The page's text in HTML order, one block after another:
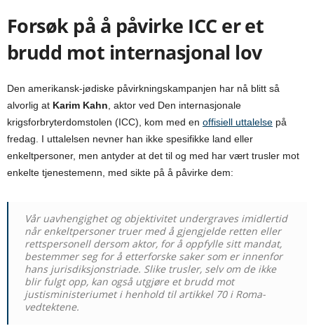
Forsøk på å påvirke ICC er et
brudd mot internasjonal lov
Den amerikansk-jødiske påvirkningskampanjen har nå blitt så
alvorlig at Karim Kahn , aktor ved Den internasjonale
krigsforbryterdomstolen (ICC), kom med en offisiell uttalelse på
fredag. I uttalelsen nevner han ikke spesifikke land eller
enkeltpersoner, men antyder at det til og med har vært trusler mot
enkelte tjenestemenn, med sikte på å påvirke dem:
Vår uavhengighet og objektivitet undergraves imidlertid
når enkeltpersoner truer med å gjengjelde retten eller
rettspersonell dersom aktor, for å oppfylle sitt mandat,
bestemmer seg for å etterforske saker som er innenfor
hans jurisdiksjonstriade. Slike trusler, selv om de ikke
blir fulgt opp, kan også utgjøre et brudd mot
justisministeriumet i henhold til artikkel 70 i Roma-
vedtektene.